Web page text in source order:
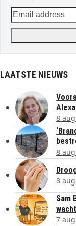
Email
address
LAATSTE NIEUWS
8
8
8
Sam
7